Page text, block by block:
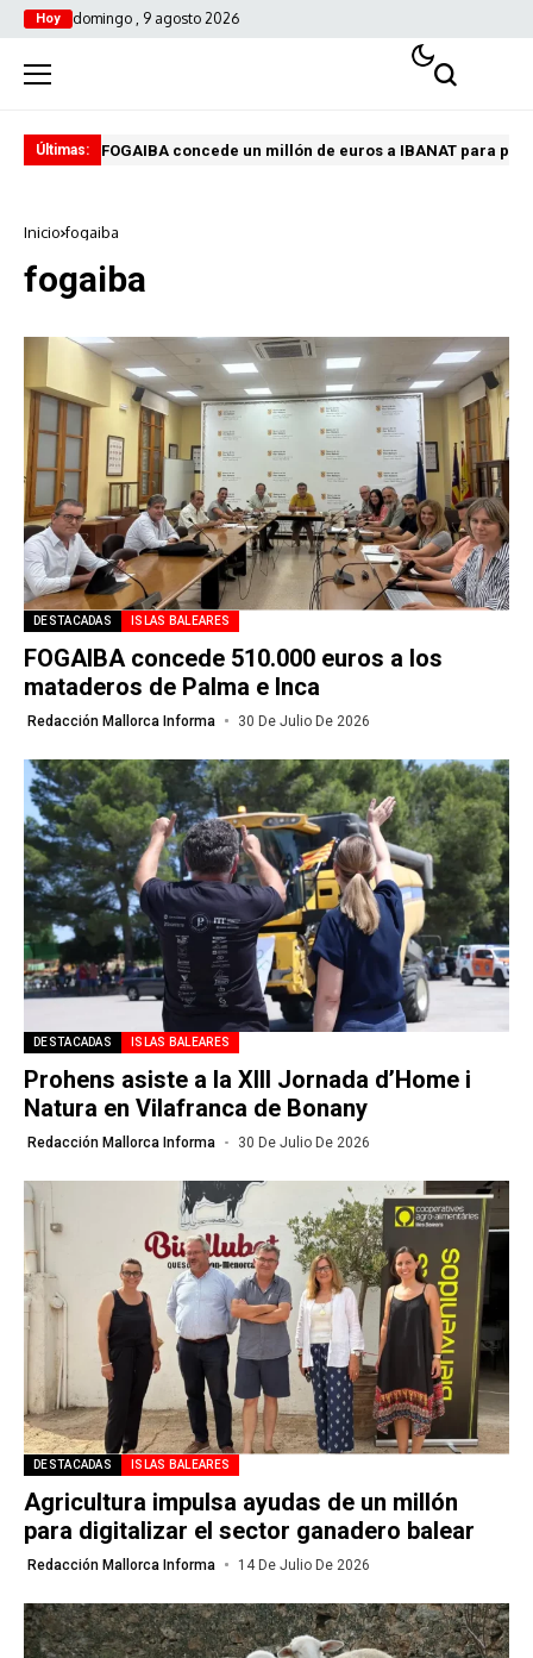
Hoy domingo , 9 agosto 2026
Últimas: FOGAIBA concede un millón de euros a IBANAT para
Inicio fogaiba
fogaiba
DESTACADAS ISLAS BALEARES
FOGAIBA concede 510.000 euros a los
mataderos de Palma e Inca
Redacción Mallorca Informa 30 De Julio De 2026
DESTACADAS ISLAS BALEARES
Prohens asiste a la XIII Jornada d’Home i
Natura en Vilafranca de Bonany
Redacción Mallorca Informa 30 De Julio De 2026
DESTACADAS ISLAS BALEARES
Agricultura impulsa ayudas de un millón
para digitalizar el sector ganadero balear
Redacción Mallorca Informa 14 De Julio De 2026